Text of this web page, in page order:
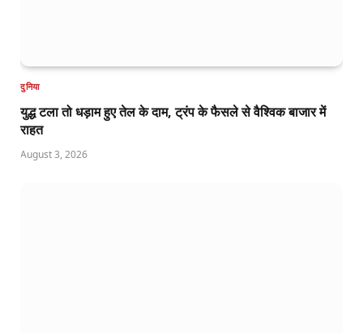
दुनिया
युद्ध टला तो धड़ाम हुए तेल के दाम, ट्रंप के फैसले से वैश्विक बाजार में
राहत
August 3, 2026